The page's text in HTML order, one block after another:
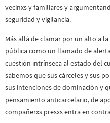
vecinxs y familiares y
seguridad y vigilancia.
Más allá de clamar por un alto a
pública como un llamado de
cuestión intrínseca al estado del
sabemos que sus cárceles y sus
sus intenciones de dominación y
pensamiento anticarcelario, de
compañerxs presxs entra en